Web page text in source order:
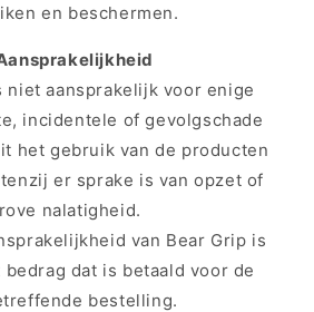
en beschermen.
niet aansprakelijk voor enige
incidentele of gevolgschade
het gebruik van de producten
er sprake is van opzet of
nalatigheid.
van Bear Grip is
dat is betaald voor de
bestelling.